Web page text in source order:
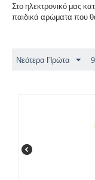
Στο ηλεκτρονικό μας
παιδικά αρώματα που
Νεότερα Πρώτα